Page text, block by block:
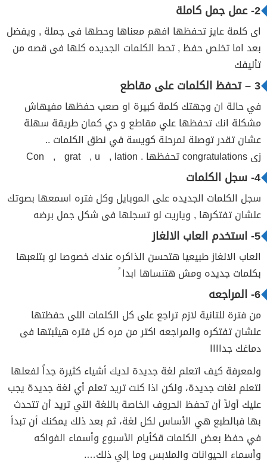
2- عمل جمل كاملة
اى كلمة عايز تحفظها افهم معناها وحطها فى جملة , ويفضل
بعد اما تخلص حفظ , تحط الكلمات الجديده كلها فى قصه من
تأليفك
3 – تحفظ الكلمات على مقاطع
في حالة ان وجهتك كلمة كبيرة او صعب حفظها مفيهاش
مشكلة انك تحفظها علي مقاطع و دي كمان طريقة سهلة
عشان تقدر توصلة لمرحلة كويسة في نطق الكلمات ..
زى congratulations تحفظها . Con , grat , u , lation
4- سجل الكلمات
سجل الكلمات الجديده على الموبايل وكل فتره اسمعها بصوتك
علشان تفتكرها , وياريت لو تسجلها فى شكل جمل برضه
5- استخدم العاب الالغاز
العاب الالغاز طبيعيا هتحسن الذاكره عندك خصوصا لو بتلعبها
بكلمات جديده ومش هتنساها ابدا ً
6- المراجعه
من فترة للتانية لازم تراجع على كل الكلمات اللى حفظتها
علشان تفتكره والمراجعه اكتر من مره كل فتره هيثبتها فى
دماغك جداااا
ولمعرفة كيف اتعلم لغة جديدة لديك أشياء كثيرة جداً لفعلها
لتعلم لغات جديدة، ولكن اذا كنت تريد تعلم أي لغة جديدة يجب
عليك أولاً أن تحفظ الحروف الخاصة باللغة التي تريد أن تتحدث
بها فبالطبع هي الأساس لكل لغة، ثم بعد ذلك يمكنك أن تبدأ
في حفظ بعض الكلمات قكأيام الأسبوع وأسماء الفواكه
وأسماء الحيوانات والملابس وما إلي ذلك….